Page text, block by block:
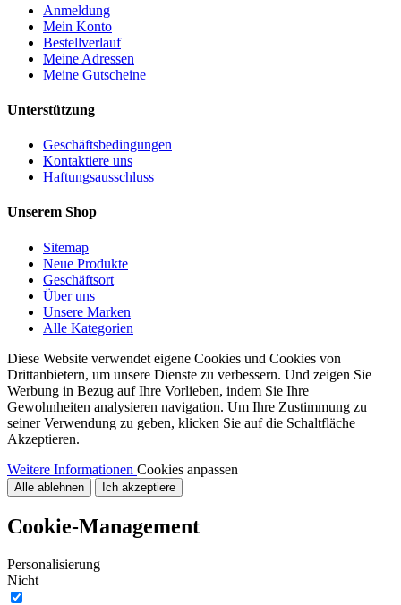
Anmeldung
Mein Konto
Bestellverlauf
Meine Adressen
Meine Gutscheine
Unterstützung
Geschäftsbedingungen
Kontaktiere uns
Haftungsausschluss
Unserem Shop
Sitemap
Neue Produkte
Geschäftsort
Über uns
Unsere Marken
Alle Kategorien
Diese Website verwendet eigene Cookies und Cookies von
Drittanbietern, um unsere Dienste zu verbessern. Und zeigen Sie
Werbung in Bezug auf Ihre Vorlieben, indem Sie Ihre
Gewohnheiten analysieren navigation. Um Ihre Zustimmung zu
seiner Verwendung zu geben, klicken Sie auf die Schaltfläche
Akzeptieren.
Weitere Informationen Cookies anpassen
Alle ablehnen Ich akzeptiere
Cookie-Management
Personalisierung
Nicht